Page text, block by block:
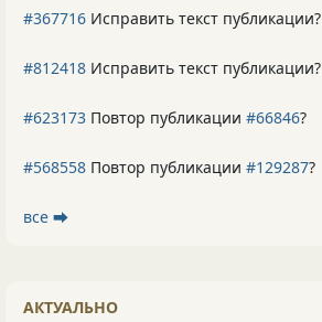
#367716 Исправить текст публикации?
#812418 Исправить текст публикации?
#623173 Повтор публикации #66846?
#568558 Повтор публикации #129287?
все ⮕
АКТУАЛЬНО